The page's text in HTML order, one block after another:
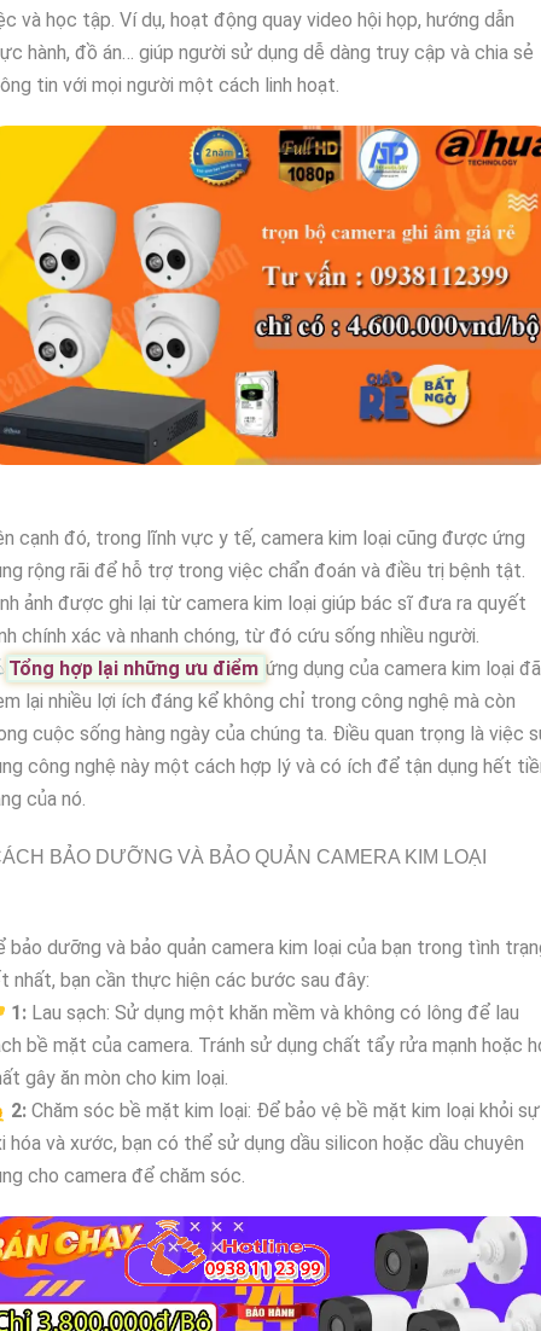
và học tập. Ví dụ, hoạt động quay video hội họp, hướng dẫn
hành, đồ án… giúp người sử dụng dễ dàng truy cập và chia sẻ
tin với mọi người một cách linh hoạt.
cạnh đó, trong lĩnh vực y tế, camera kim loại cũng được ứng
rộng rãi để hỗ trợ trong việc chẩn đoán và điều trị bệnh tật.
ảnh được ghi lại từ camera kim loại giúp bác sĩ đưa ra quyết
chính xác và nhanh chóng, từ đó cứu sống nhiều người.
Tổng hợp lại những ưu điểm ứng dụng của camera kim loại đã
lại nhiều lợi ích đáng kể không chỉ trong công nghệ mà còn
cuộc sống hàng ngày của chúng ta. Điều quan trọng là việc
công nghệ này một cách hợp lý và có ích để tận dụng hết
của nó.
BẢO DƯỠNG VÀ BẢO QUẢN CAMERA KIM LOẠI
bảo dưỡng và bảo quản camera kim loại của bạn trong tình
nhất, bạn cần thực hiện các bước sau đây:
1: Lau sạch: Sử dụng một khăn mềm và không có lông để lau
bề mặt của camera. Tránh sử dụng chất tẩy rửa mạnh hoặc
gây ăn mòn cho kim loại.
2: Chăm sóc bề mặt kim loại: Để bảo vệ bề mặt kim loại khỏi sự
hóa và xước, bạn có thể sử dụng dầu silicon hoặc dầu chuyên
cho camera để chăm sóc.